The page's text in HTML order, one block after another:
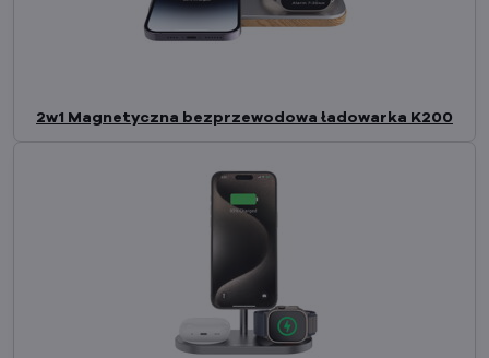
2w1 Magnetyczna bezprzewodowa ładowarka K200